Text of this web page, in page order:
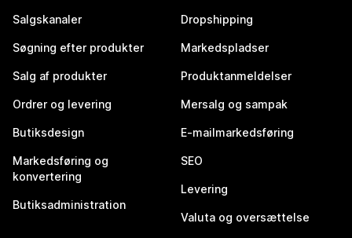
Salgskanaler
Søgning efter produkter
Salg af produkter
Ordrer og levering
Butiksdesign
Markedsføring og
konvertering
Butiksadministration
Dropshipping
Markedspladser
Produktanmeldelser
Mersalg og sampak
E-mailmarkedsføring
SEO
Levering
Valuta og oversættelse